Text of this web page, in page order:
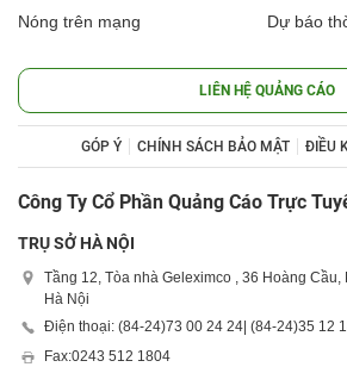
Nóng trên mạng Dự báo
LIÊN HỆ QUẢNG CÁO
GÓP Ý CHÍNH SÁCH BẢO MẬT ĐIỀU
Công Ty Cổ Phần Quảng Cáo Trực
TRỤ SỞ HÀ NỘI
Tầng 12, Tòa nhà Geleximco , 36 Hoàng
Hà Nội
Điện thoại: (84-24)73 00 24 24 | (84-24)35 12
Fax:0243 512 1804